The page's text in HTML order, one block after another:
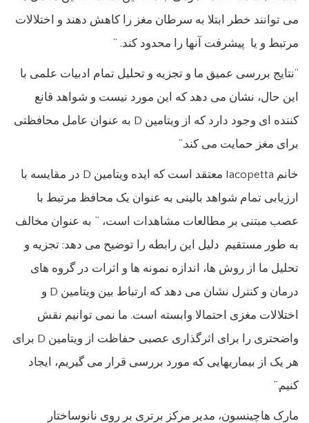
می توانند خطر ابتلا به سرطان مغز را کاهش دهند و اختلالات
مرتبط و یا پیشرفت آنها را محدود کند. ”
“نتایج بررسی عمیق ما و تجزیه و تحلیل تمام ادبیات علمی با
این حال، نشان می دهد که این مورد نیست و شواهد قانع
کننده ای وجود دارد که از ویتامین D به عنوان عامل محافظتی
برای مغز حمایت می کند.”
خانم Iacopetta معتقد است که ایده ویتامین D در مقایسه با
ارزیابی تمام شواهد بالینی به عنوان یک محافظ مرتبط با
عصب مبتنی بر مطالعات مشاهدات است، ” به عنوان مخالف
به طور مستقیم دلیل این رابطه را توضیح می دهد: تجزیه و
تحلیل ما از روش ها، اندازه نمونه ها و اثرات در گروه های
درمان و کنترل نشان می دهد که ارتباط بین ویتامین D و
اختلالات مغزی احتمالا وابسته است. ما نمی توانیم نقش
واضحتری را برای اثرگذاری عصبی حفاظت از ویتامین D برای
هر یک از بیماریهایی که مورد بررسی قرار می گیریم، ایجاد
کنیم.”
مارک هاچینسون، مدیر مرکز برتری بر روی نانوساختار